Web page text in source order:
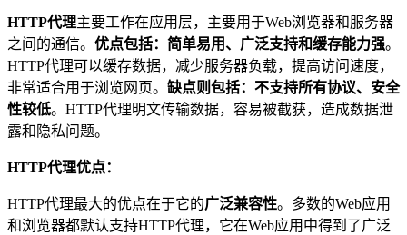
HTTP代理主要工作在应用层，主要用于Web浏览器和服务器
之间的通信。 优点包括：简单易用、广泛支持和缓存能力强。
HTTP代理可以缓存数据，减少服务器负载，提高访问速度，
非常适合用于浏览网页。 缺点则包括：不支持所有协议、安全
性较低。HTTP代理明文传输数据，容易被截获，造成数据泄
露和隐私问题。
HTTP代理优点：
HTTP代理最大的优点在于它的广泛兼容性。多数的Web应用
和浏览器都默认支持HTTP代理，它在Web应用中得到了广泛